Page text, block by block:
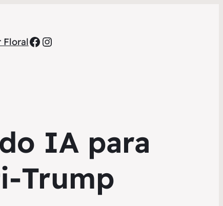
FloralFacebook
Instagram
IA para
Trump